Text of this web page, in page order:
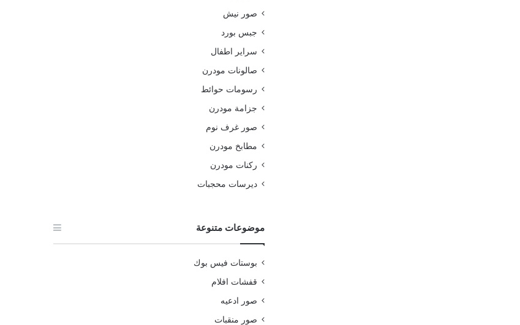
صور نيش
جبس بورد
سراير اطفال
صالونات مودرن
رسومات حوائط
جزامة مودرن
صور غرف نوم
مطابخ مودرن
ركنات مودرن
ديرسات محجبات
موضوعات متنوعة
بوستات فيس بوك
قفشات افلام
صور ادعيه
صور منقبات